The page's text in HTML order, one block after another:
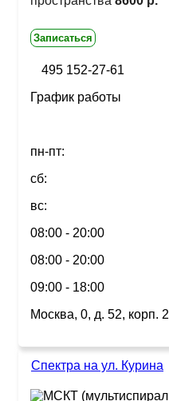
Записаться
495 152-27-61
График работы
пн-пт:
сб:
вс:
08:00 - 20:00
08:00 - 20:00
09:00 - 18:00
Москва, 0, д. 52, корп. 2
Спектра на ул. Курина